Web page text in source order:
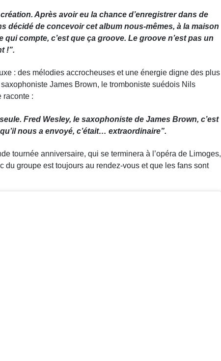
Après avoir eu la chance d’enregistrer dans de
de concevoir cet album nous-mêmes, à la maison
compte, c’est que ça groove. Le groove n’est pas un
!”.
: des mélodies accrocheuses et une énergie digne des plus
James Brown, le tromboniste suédois Nils
raconte :
Fred Wesley, le saxophoniste de James Brown, c’est
nous a envoyé, c’était… extraordinaire”.
tournée anniversaire, qui se terminera à l’opéra de Limoges,
du groupe est toujours au rendez-vous et que les fans sont